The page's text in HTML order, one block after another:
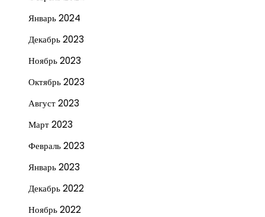
Январь 2024
Декабрь 2023
Ноябрь 2023
Октябрь 2023
Август 2023
Март 2023
Февраль 2023
Январь 2023
Декабрь 2022
Ноябрь 2022